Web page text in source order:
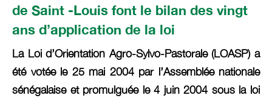
de Saint -Louis font le bilan des vingt
ans d’application de la loi
La Loi d’Orientation Agro-Sylvo-Pastorale (LOASP) a
été votée le 25 mai 2004 par l’Assemblée nationale
sénégalaise et promulguée le 4 juin 2004 sous la loi